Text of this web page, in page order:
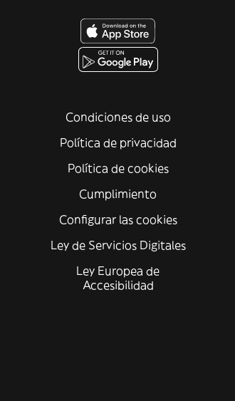
Condiciones de uso
Política de privacidad
Política de cookies
Cumplimiento
Configurar las cookies
Ley de Servicios Digitales
Ley Europea de
Accesibilidad